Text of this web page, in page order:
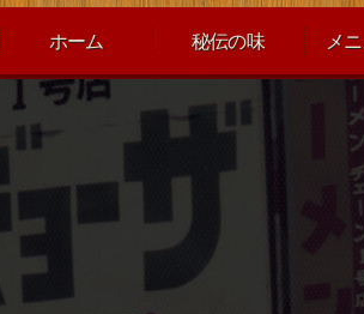
ホーム 秘伝の味 メ